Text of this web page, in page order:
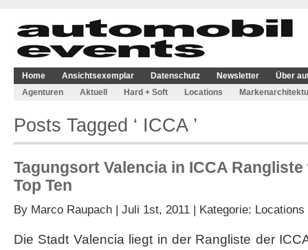
Home Ansichtsexemplar Datenschutz Newsletter
Über
Agenturen
Aktuell Hard + Soft Locations
Posts Tagged ‘ ICCA ’
Tagungsort Valencia in ICCA
Top Ten
By Marco Raupach | Juli 1st, 2011 | Kategorie: Locations
Die Stadt Valencia liegt in der Rangliste der